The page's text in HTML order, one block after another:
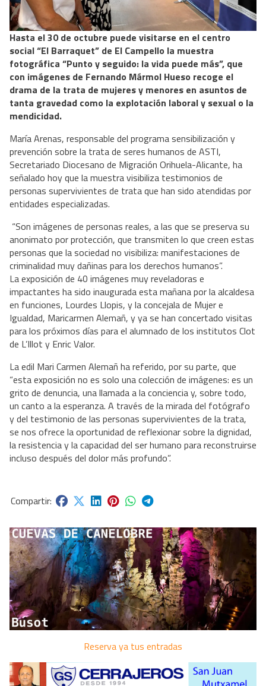
Hasta el 30 de octubre puede visitarse en el centro
social “El Barraquet” de El Campello la muestra
fotográfica “Punto y seguido: la vida puede más”, que
con imágenes de Fernando Mármol Hueso recoge el
drama de la trata de mujeres y menores en asuntos de
tanta gravedad como la explotación laboral y sexual o la
mendicidad.
María Arenas, responsable del programa sensibilización y
prevención sobre la trata de seres humanos de ASTI,
Secretariado Diocesano de Migración Orihuela-Alicante, ha
señalado hoy que la muestra visibiliza testimonios de
personas supervivientes de trata que han sido atendidas por
entidades especializadas.
“Son imágenes de personas reales, a las que se preserva su
anonimato por protección, que transmiten lo que creen estas
personas que la sociedad no visibiliza: manifestaciones de
criminalidad muy dañinas para los derechos humanos”.
La exposición de 40 imágenes muy reveladoras e
impactantes ha sido inaugurada esta mañana por la alcaldesa
en funciones, Lourdes Llopis, y la concejala de Mujer e
Igualdad, Maricarmen Alemañ, y ya se han concertado visitas
para los próximos días para el alumnado de los institutos Clot
de L’Illot y Enric Valor.
La edil Mari Carmen Alemañ ha referido, por su parte, que
“esta exposición no es solo una colección de imágenes: es un
grito de denuncia, una llamada a la conciencia y, sobre todo,
un canto a la esperanza. A través de la mirada del fotógrafo
y del testimonio de las personas supervivientes de la trata,
se nos ofrece la oportunidad de reflexionar sobre la dignidad,
la resistencia y la capacidad del ser humano para reconstruirse
incluso después del dolor más profundo”.
Reserva ya tus entradas